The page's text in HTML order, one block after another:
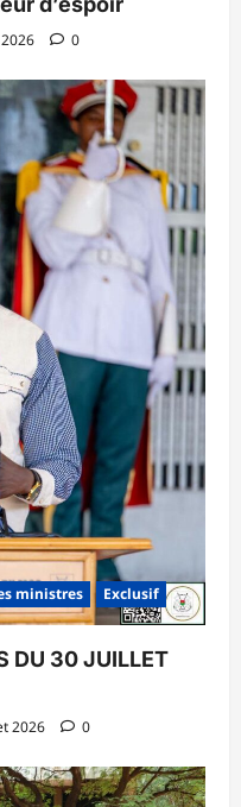
0
ministres Exclusif
DU 30 JUILLET
2026 0